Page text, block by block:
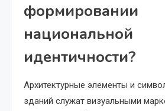
формировании
национальной
идентичности?
Архитектурные элементы и
зданий служат визуальными